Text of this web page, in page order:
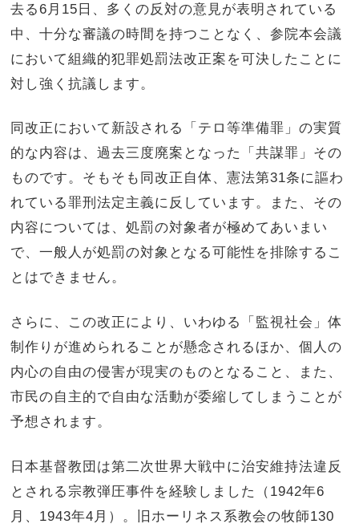
去る6月15日、多くの反対の意見が表明されている
中、十分な審議の時間を持つことなく、参院本会議
において組織的犯罪処罰法改正案を可決したことに
対し強く抗議します。
同改正において新設される「テロ等準備罪」の実質
的な内容は、過去三度廃案となった「共謀罪」その
ものです。そもそも同改正自体、憲法第31条に謳わ
れている罪刑法定主義に反しています。また、その
内容については、処罰の対象者が極めてあいまい
で、一般人が処罰の対象となる可能性を排除するこ
とはできません。
さらに、この改正により、いわゆる「監視社会」体
制作りが進められることが懸念されるほか、個人の
内心の自由の侵害が現実のものとなること、また、
市民の自主的で自由な活動が委縮してしまうことが
予想されます。
日本基督教団は第二次世界大戦中に治安維持法違反
とされる宗教弾圧事件を経験しました（1942年6
月、1943年4月）。旧ホーリネス系教会の牧師130